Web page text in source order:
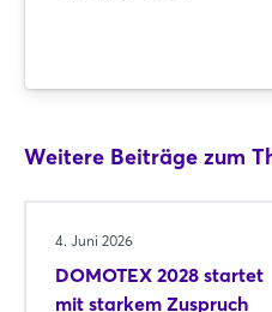
Weitere Beiträge zum
4. Juni 2026
DOMOTEX 2028 startet
mit starkem Zuspruch